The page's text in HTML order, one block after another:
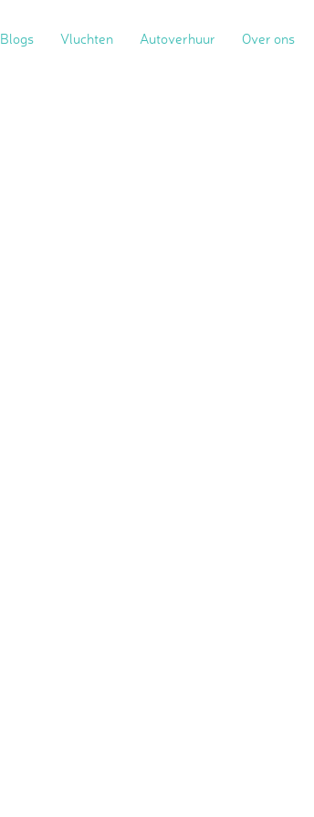
Blogs Vluchten Autoverhuur Over ons